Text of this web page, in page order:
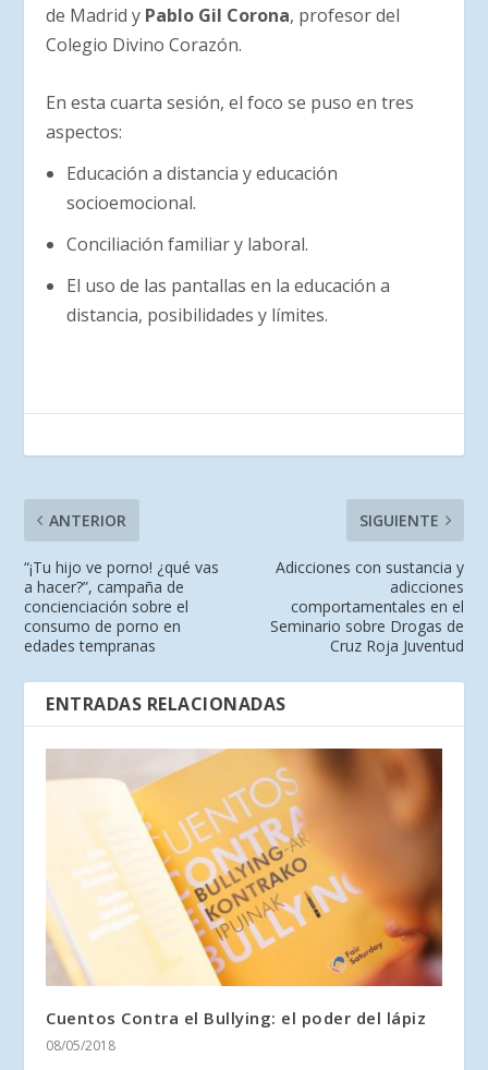
de Madrid y Pablo Gil Corona, profesor del
Colegio Divino Corazón.
En esta cuarta sesión, el foco se puso en tres
aspectos:
Educación a distancia y educación
socioemocional.
Conciliación familiar y laboral.
El uso de las pantallas en la educación a
distancia, posibilidades y límites.
ANTERIOR
“¡Tu hijo ve porno! ¿qué vas
a hacer?”, campaña de
concienciación sobre el
consumo de porno en
edades tempranas
SIGUIENTE
Adicciones con sustancia y
adicciones
comportamentales en el
Seminario sobre Drogas de
Cruz Roja Juventud
ENTRADAS RELACIONADAS
Cuentos Contra el Bullying: el poder del lápiz
08/05/2018